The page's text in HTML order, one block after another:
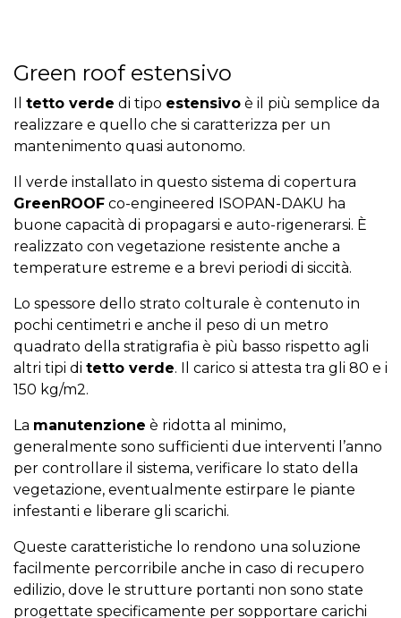
Green roof estensivo
Il tetto verde di tipo estensivo è il più semplice da
realizzare e quello che si caratterizza per un
mantenimento quasi autonomo.
Il verde installato in questo sistema di copertura
GreenROOF co-engineered ISOPAN-DAKU ha
buone capacità di propagarsi e auto-rigenerarsi. È
realizzato con vegetazione resistente anche a
temperature estreme e a brevi periodi di siccità.
Lo spessore dello strato colturale è contenuto in
pochi centimetri e anche il peso di un metro
quadrato della stratigrafia è più basso rispetto agli
altri tipi di tetto verde. Il carico si attesta tra gli 80 e i
150 kg/m2.
La manutenzione è ridotta al minimo,
generalmente sono sufficienti due interventi l’anno
per controllare il sistema, verificare lo stato della
vegetazione, eventualmente estirpare le piante
infestanti e liberare gli scarichi.
Queste caratteristiche lo rendono una soluzione
facilmente percorribile anche in caso di recupero
edilizio, dove le strutture portanti non sono state
progettate specificamente per sopportare carichi